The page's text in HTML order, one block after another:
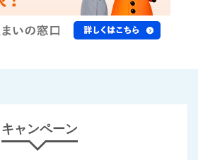
キャンペーン